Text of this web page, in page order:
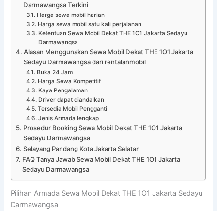
Darmawangsa Terkini
Harga sewa mobil harian
Harga sewa mobil satu kali perjalanan
Ketentuan Sewa Mobil Dekat THE 1O1 Jakarta Sedayu
Darmawangsa
Alasan Menggunakan Sewa Mobil Dekat THE 1O1 Jakarta
Sedayu Darmawangsa dari rentalanmobil
Buka 24 Jam
Harga Sewa Kompetitif
Kaya Pengalaman
Driver dapat diandalkan
Tersedia Mobil Pengganti
Jenis Armada lengkap
Prosedur Booking Sewa Mobil Dekat THE 1O1 Jakarta
Sedayu Darmawangsa
Selayang Pandang Kota Jakarta Selatan
FAQ Tanya Jawab Sewa Mobil Dekat THE 1O1 Jakarta
Sedayu Darmawangsa
Pilihan Armada Sewa Mobil Dekat THE 1O1 Jakarta Sedayu
Darmawangsa